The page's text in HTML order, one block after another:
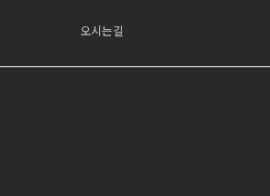
오시는길